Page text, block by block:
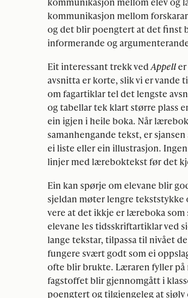
kommunikasjon mellom
og det blir poengtert at det finst
informerande og
Eit interessant trekk vedAppell
avsnitta er korte, slik vi er vande
om fagartiklar tel det lengste
og tabellar tek klart større plass
ein igjen i heile boka. Når
samanhengande tekst, er
ei liste eller ein illustrasjon.
linjer med læreboktekst før det
Ein kan spørje om elevane blir
sjeldan møter lengre tekststykke
vere at det ikkje er læreboka
elevane les tidsskriftartiklar ved
lange tekstar, tilpassa til nivået
fungere svært godt som ei
ofte blir brukte. Læraren fyller
fagstoffet blir gjennomgått i
poengtert og tilgjengeleg at sjølv